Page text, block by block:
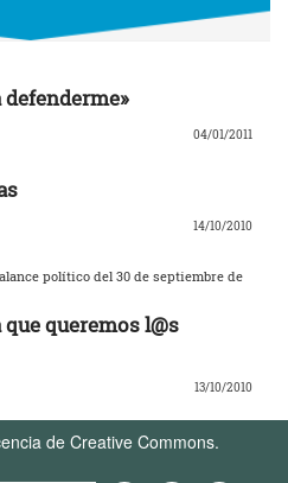
04/01/2011
14/10/2010
político del 30 de septiembre de
queremos l@s
13/10/2010
de Creative Commons.